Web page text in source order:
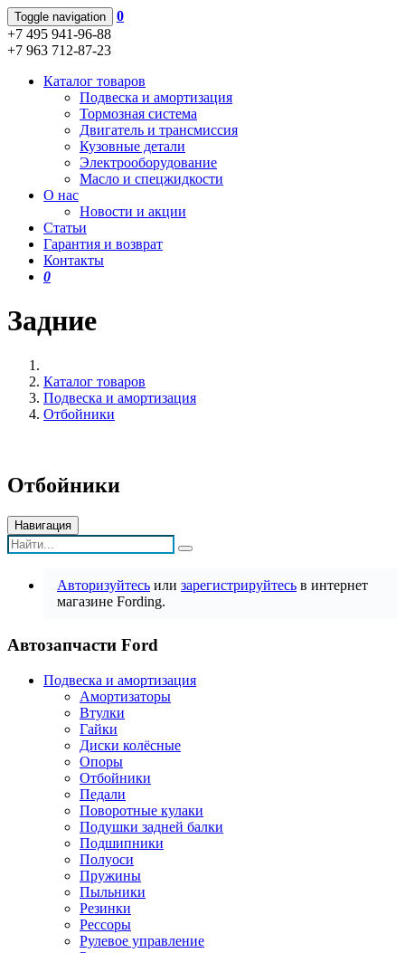
Toggle navigation
0
+7 495 941-96-88
+7 963 712-87-23
Каталог товаров
Подвеска и амортизация
Тормозная система
Двигатель и трансмиссия
Кузовные детали
Электрооборудование
Масло и спецжидкости
О нас
Новости и акции
Статьи
Гарантия и возврат
Контакты
0
Задние
Каталог товаров
Подвеска и амортизация
Отбойники
Отбойники
Навигация
Авторизуйтесь или зарегистрируйтесь в интернет
магазине Fording.
Автозапчасти Ford
Подвеска и амортизация
Амортизаторы
Втулки
Гайки
Диски колёсные
Опоры
Отбойники
Педали
Поворотные кулаки
Подушки задней балки
Подшипники
Полуоси
Пружины
Пыльники
Резинки
Рессоры
Рулевое управление